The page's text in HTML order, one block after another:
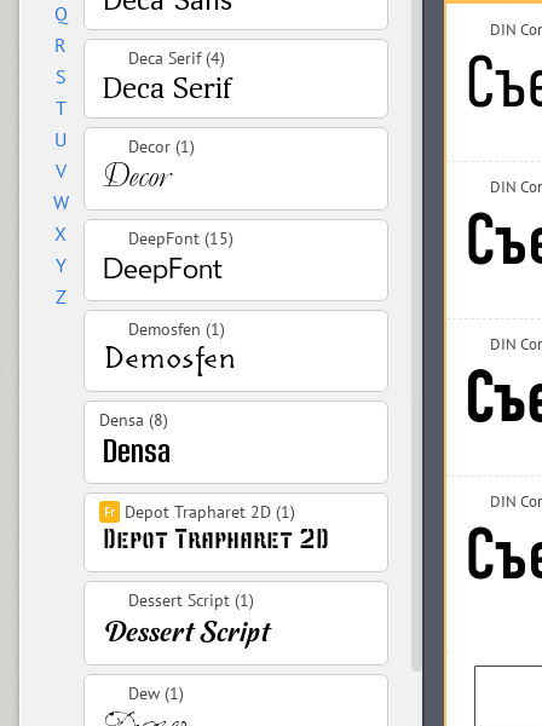
Q
R
S
T
U
V
W
X
Y
Z
Deca Serif (4)
Decor (1)
DeepFont (15)
Demosfen (1)
Densa (8)
Depot Trapharet 2D (1)
Dessert Script (1)
Dew (1)
DIN
DIN
DIN
DIN